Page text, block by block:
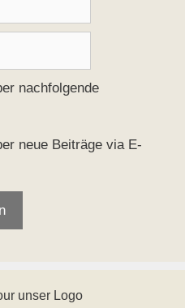
nachfolgende
neue Beiträge via E-